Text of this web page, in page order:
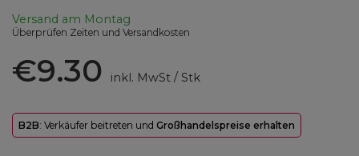
Versand am Montag
Überprüfen Zeiten und Versandkosten
€9.30 inkl. MwSt/ Stk
B2B: Verkäufer beitreten und Großhandelspreise erhalten